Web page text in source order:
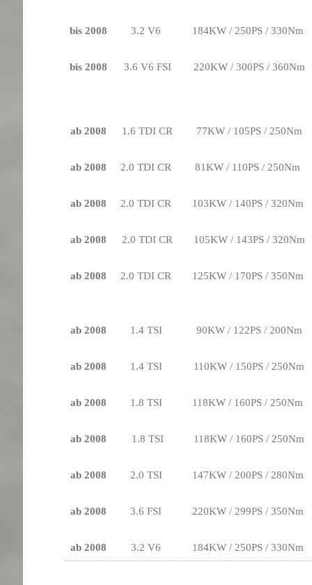
bis 2008 3.2 V6 184KW / 250PS / 330Nm
bis 2008 3.6 V6 FSI 220KW / 300PS / 360Nm
ab 2008 1.6 TDI CR 77KW / 105PS / 250Nm
ab 2008 2.0 TDI CR 81KW / 110PS / 250Nm
ab 2008 2.0 TDI CR 103KW / 140PS / 320Nm
ab 2008 2.0 TDI CR 105KW / 143PS / 320Nm
ab 2008 2.0 TDI CR 125KW / 170PS / 350Nm
ab 2008 1.4 TSI 90KW / 122PS / 200Nm
ab 2008 1.4 TSI 110KW / 150PS / 250Nm
ab 2008 1.8 TSI 118KW / 160PS / 250Nm
ab 2008 1.8 TSI 118KW / 160PS / 250Nm
ab 2008 2.0 TSI 147KW / 200PS / 280Nm
ab 2008 3.6 FSI 220KW / 299PS / 350Nm
ab 2008 3.2 V6 184KW / 250PS / 330Nm